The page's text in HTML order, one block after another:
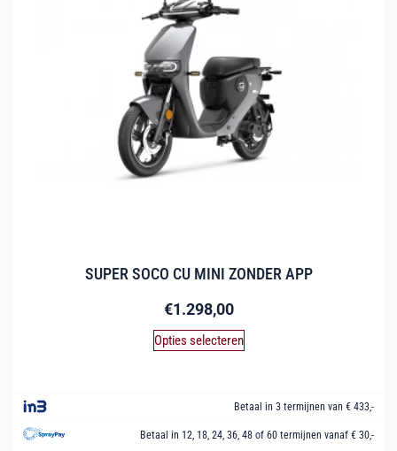
SUPER SOCO CU MINI ZONDER APP
€1.298,00
Opties selecteren
Betaal in 3 termijnen van € 433,-
Betaal in 12, 18, 24, 36, 48 of 60 termijnen vanaf € 30,-